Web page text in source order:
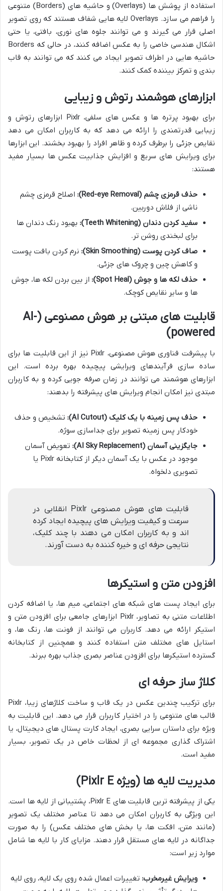
استفاده از پوشش ها (Overlays) و حاشیه های (Borders) متنوعی
را فراهم می سازد. Overlays لایه هایی شفاف هستند که روی تصویر
اصلی قرار می گیرند و می توانند جلوه های نوری، بافتی، یا حتی
اشکال هندسی خاصی را به عکس اضافه کنند، در حالی که Borders
حاشیه هایی در اطراف تصویر ایجاد می کنند که می توانند به قاب
بندی و تمرکز بیننده کمک کنند.
ابزارهای هوشمند رتوش و زیبایی
برای بهبود پرتره ها و عکس های سلفی، Pixlr ابزارهای رتوش و
زیبایی قدرتمندی را ارائه می دهد که به کاربران امکان می دهد
نقایص جزئی را برطرف کرده و ظاهر افراد را بهبود بخشند. این ابزارها
برای ویرایش های سریع و افزایش جذابیت عکس ها بسیار مفید
هستند:
حذف قرمزی چشم (Red-eye Removal):
اصلاح قرمزی چشم
ناشی از فلاش دوربین.
سفید کردن دندان (Teeth Whitening):
بهبود رنگ دندان ها
برای لبخندی روشن تر.
صاف کردن پوست (Skin Smoothing):
نرم کردن بافت پوست
و کاهش چین و چروک های جزئی.
حذف لکه ها و جوش (Spot Heal):
از بین بردن لکه ها، جوش
ها و سایر نقایص کوچک.
قابلیت های مبتنی بر هوش مصنوعی (AI-
powered)
با پیشرفت فناوری هوش مصنوعی، Pixlr نیز از این قابلیت ها برای
ساده سازی فرآیندهای ویرایشی پیچیده بهره برده است. این
ابزارهای هوشمند می توانند در زمان صرفه جویی کرده و به کاربران
مبتدی نیز امکان انجام ویرایش های پیشرفته را بدهند:
حذف پس زمینه با یک کلیک (AI Cutout):
تشخیص و حذف
خودکار پس زمینه تصویر برای جداسازی سوژه.
جایگزینی آسمان (AI Sky Replacement):
تعویض آسمان
موجود در عکس با یک آسمان دیگر از کتابخانه Pixlr یا
تصویری دلخواه.
قابلیت های هوش مصنوعی Pixlr انقلابی در
سرعت و کیفیت ویرایش های پیچیده ایجاد کرده
اند و به کاربران امکان می دهند با چند کلیک،
نتایجی حرفه ای و خیره کننده به دست آورند.
افزودن متن و استیکرها
برای ایجاد پست های شبکه های اجتماعی، میم ها، یا اضافه کردن
اطلاعات متنی به تصاویر، Pixlr ابزارهای جامعی برای افزودن متن و
استیکر ارائه می دهد. کاربران می توانند از فونت ها، رنگ ها، و
استایل های مختلف متن استفاده کنند و همچنین از کتابخانه
گسترده استیکرها برای افزودن عناصر بصری جذاب بهره ببرند.
کلاژ ساز حرفه ای
برای ترکیب چندین عکس در یک قاب و ساخت کلاژهای زیبا، Pixlr
قالب های متنوعی را در اختیار کاربران قرار می دهد. این قابلیت به
ویژه برای داستان سرایی بصری، ایجاد کارت پستال های دیجیتال، یا
اشتراک گذاری مجموعه ای از لحظات خاص در یک تصویر، بسیار
مفید است.
مدیریت لایه ها (ویژه Pixlr E)
یکی از پیشرفته ترین قابلیت های Pixlr E، پشتیبانی از لایه ها است.
این ویژگی به کاربران امکان می دهد تا عناصر مختلف یک تصویر
(مانند متن، افکت ها، یا بخش های مختلف عکس) را به صورت
جداگانه در لایه های مستقل قرار دهند. مزایای کار با لایه ها شامل
موارد زیر است:
ویرایش غیرمخرب: تغییرات اعمال شده روی یک لایه، روی لایه